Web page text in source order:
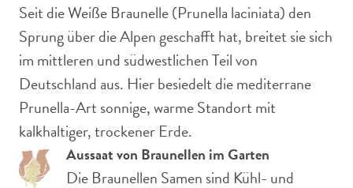
Seit die Weiße Braunelle (Prunella laciniata) den
Sprung über die Alpen geschafft hat, breitet sie sich
im mittleren und südwestlichen Teil von
Deutschland aus. Hier besiedelt die mediterrane
Prunella-Art sonnige, warme Standort mit
kalkhaltiger, trockener Erde.
Aussaat von Braunellen im Garten
Die Braunellen Samen sind Kühl- und